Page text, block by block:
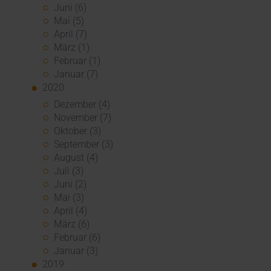
Juni (6)
Mai (5)
April (7)
März (1)
Februar (1)
Januar (7)
2020
Dezember (4)
November (7)
Oktober (3)
September (3)
August (4)
Juli (3)
Juni (2)
Mai (3)
April (4)
März (6)
Februar (6)
Januar (3)
2019